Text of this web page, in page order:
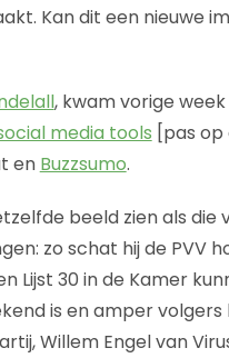
Kan dit een nieuwe
, kwam vorige
media tools [pas
en Buzzsumo.
beeld zien als die
zo schat hij de PVV
Lijst 30 in de Kamer
is en amper volgers
Willem Engel van